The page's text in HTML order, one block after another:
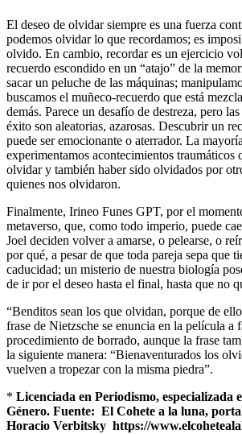
El deseo de olvidar siempre es una fuerza
podemos olvidar lo que recordamos; es
olvido. En cambio, recordar es un ejercicio
recuerdo escondido en un “atajo” de la
sacar un peluche de las máquinas;
buscamos el muñeco-recuerdo que está
demás. Parece un desafío de destreza, pero
éxito son aleatorias, azarosas. Descubrir un
puede ser emocionante o aterrador. La
experimentamos acontecimientos traumáticos
olvidar y también haber sido olvidados por
quienes nos olvidaron.
Finalmente, Irineo Funes GPT, por el
metaverso, que, como todo imperio, puede
Joel deciden volver a amarse, o pelearse, o
por qué, a pesar de que toda pareja sepa que
caducidad; un misterio de nuestra biología
de ir por el deseo hasta el final, hasta que no
“Benditos sean los que olvidan, porque de
frase de Nietzsche se enuncia en la película a
procedimiento de borrado, aunque la frase
la siguiente manera: “Bienaventurados los
vuelven a tropezar con la misma piedra”.
* Licenciada en Periodismo, especializada
Género. Fuente: El Cohete a la luna,
Horacio Verbitsky https://